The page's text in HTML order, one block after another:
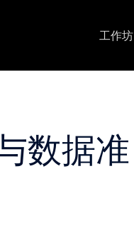
工作坊
数据准